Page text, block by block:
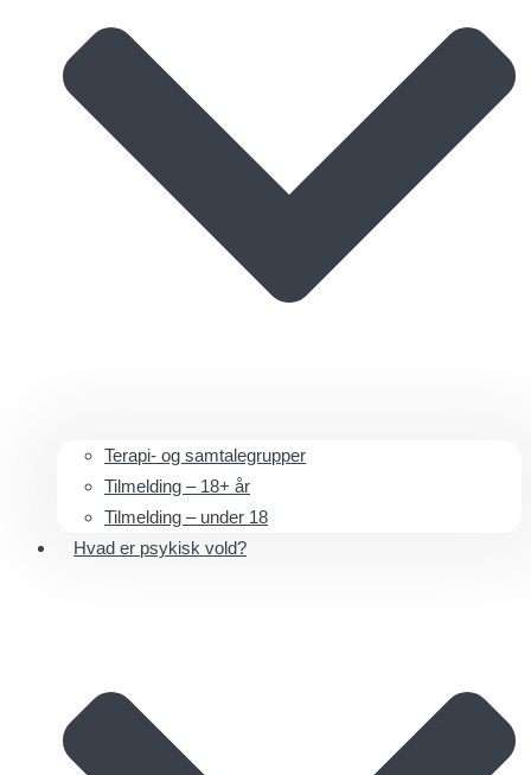
Terapi- og samtalegrupper
Tilmelding – 18+ år
Tilmelding – under 18
Hvad er psykisk vold?